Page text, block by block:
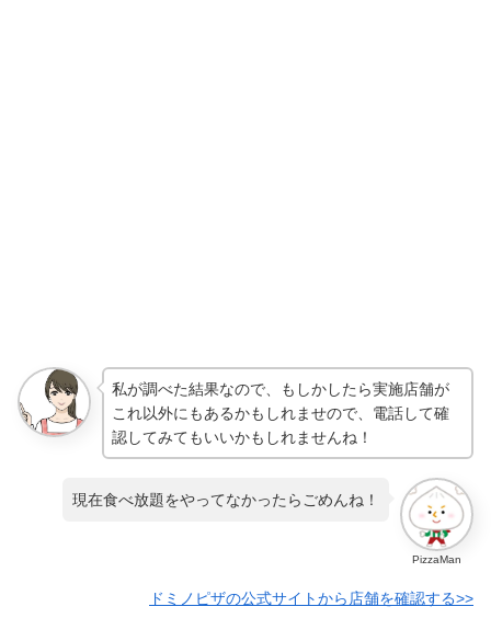
私が調べた結果なので、もしかしたら実施店舗が
これ以外にもあるかもしれませので、電話して確
認してみてもいいかもしれませんね！
PizzaMan
現在食べ放題をやってなかったらごめんね！
ドミノピザの公式サイトから店舗を確認する>>